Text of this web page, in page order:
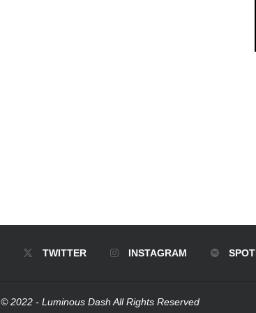
TWITTER INSTAGRAM
© 2022 - Luminous Dash All Rights Reserved